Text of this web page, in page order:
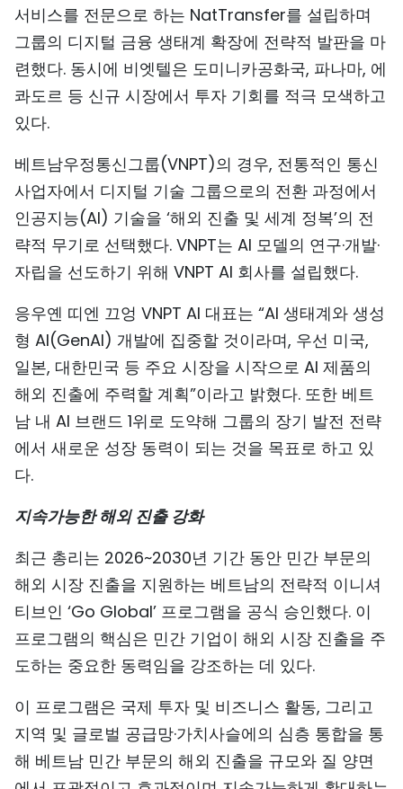
서비스를 전문으로 하는 NatTransfer를 설립하며
그룹의 디지털 금융 생태계 확장에 전략적 발판을 마
련했다. 동시에 비엣텔은 도미니카공화국, 파나마, 에
콰도르 등 신규 시장에서 투자 기회를 적극 모색하고
있다.
베트남우정통신그룹(VNPT)의 경우, 전통적인 통신
사업자에서 디지털 기술 그룹으로의 전환 과정에서
인공지능(AI) 기술을 ‘해외 진출 및 세계 정복’의 전
략적 무기로 선택했다. VNPT는 AI 모델의 연구·개발·
자립을 선도하기 위해 VNPT AI 회사를 설립했다.
응우옌 띠엔 끄엉 VNPT AI 대표는 “AI 생태계와 생성
형 AI(GenAI) 개발에 집중할 것이라며, 우선 미국,
일본, 대한민국 등 주요 시장을 시작으로 AI 제품의
해외 진출에 주력할 계획”이라고 밝혔다. 또한 베트
남 내 AI 브랜드 1위로 도약해 그룹의 장기 발전 전략
에서 새로운 성장 동력이 되는 것을 목표로 하고 있
다.
지속가능한 해외 진출 강화
최근 총리는 2026~2030년 기간 동안 민간 부문의
해외 시장 진출을 지원하는 베트남의 전략적 이니셔
티브인 ‘Go Global’ 프로그램을 공식 승인했다. 이
프로그램의 핵심은 민간 기업이 해외 시장 진출을 주
도하는 중요한 동력임을 강조하는 데 있다.
이 프로그램은 국제 투자 및 비즈니스 활동, 그리고
지역 및 글로벌 공급망·가치사슬에의 심층 통합을 통
해 베트남 민간 부문의 해외 진출을 규모와 질 양면